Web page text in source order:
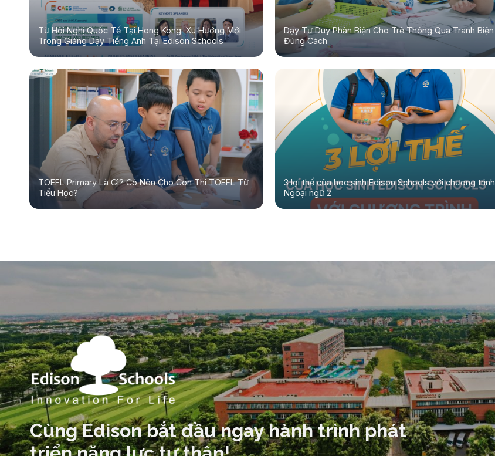
Từ Hội Nghị Quốc Tế Tại Hong Kong: Xu Hướng Mới
Trong Giảng Dạy Tiếng Anh Tại Edison Schools
Dạy Tư Duy Phản Biện Cho Trẻ Thông Qua Tranh Biện
Đúng Cách
TOEFL Primary Là Gì? Có Nên Cho Con Thi TOEFL Từ
Tiểu Học?
3 lợi thế của học sinh Edison Schools với chương trình
Ngoại ngữ 2
Cùng Edison bắt đầu ngay hành trình phát